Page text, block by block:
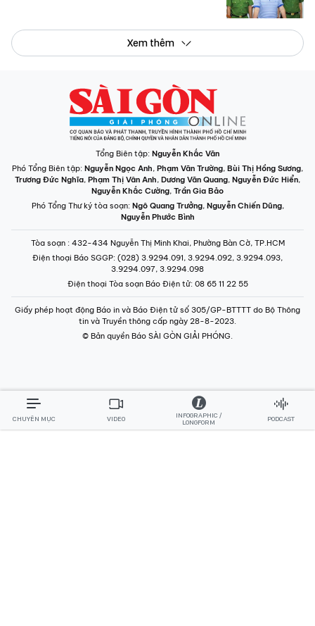
Xem thêm
Tổng Biên tập: Nguyễn Khắc Văn
Phó Tổng Biên tập: Nguyễn Ngọc Anh, Phạm Văn Trường, Bùi Thị Hồng Sương,
Trương Đức Nghĩa, Phạm Thị Vân Anh, Dương Văn Quang, Nguyễn Đức Hiển,
Nguyễn Khắc Cường, Trần Gia Bảo
Phó Tổng Thư ký tòa soạn: Ngô Quang Trưởng, Nguyễn Chiến Dũng,
Nguyễn Phước Bình
Tòa soạn : 432-434 Nguyễn Thị Minh Khai, Phường Bàn Cờ, TP.HCM
Điện thoại Báo SGGP: (028) 3.9294.091, 3.9294.092, 3.9294.093,
3.9294.097, 3.9294.098
Điện thoại Tòa soạn Báo Điện tử: 08 65 11 22 55
Giấy phép hoạt động Báo in và Báo Điện tử số 305/GP-BTTTT do Bộ Thông
tin và Truyền thông cấp ngày 28-8-2023.
© Bản quyền Báo SÀI GÒN GIẢI PHÓNG.
CHUYÊN MỤC VIDEO
INFOGRAPHIC /
LONGFORM
PODCAST